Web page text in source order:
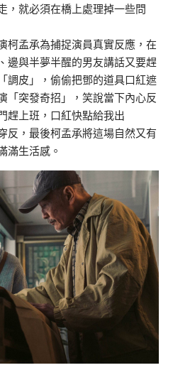
，就必須在橋上處理掉一些問
柯孟承為捕捉演員真實反應，在
邊與半夢半醒的男友講話又要趕
調皮」，偷偷把鄧的道具口紅遮
「突發奇招」，笑說當下內心反
趕上班，口紅快點給我出
反，最後柯孟承將這場自然又有
滿生活感。